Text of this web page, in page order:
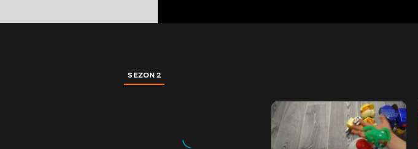
SEZON 2